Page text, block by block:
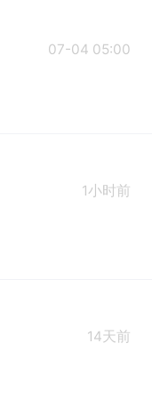
07-04 05:00
1小时前
14天前